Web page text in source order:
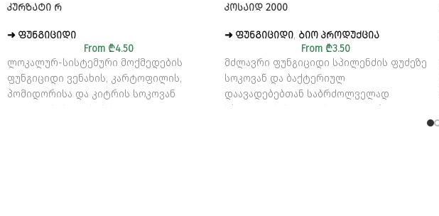
ᲙᲣᲠᲖᲐᲢᲘ Რ
➜ ᲤᲣᲜᲒᲘᲪᲘᲓᲘ
From ₾4.50
ლოკალურ-სისტემური მოქმედების
ფუნგიციდი ვენახის, კარტოფილის,
პომიდორისა და კიტრის სოკოვან
ᲙᲝᲡᲐᲘᲓ 2000
➜ ᲤᲣᲜᲒᲘᲪᲘᲓᲘ, ᲑᲘᲝ ᲞᲠᲝᲓᲣᲥᲪᲘᲐ
From ₾3.50
მძლავრი ფუნგიციდი სპილენძის ფუძეზე
სოკოვან და ბაქტერიულ
დაავადებებთან საბრძოლველად